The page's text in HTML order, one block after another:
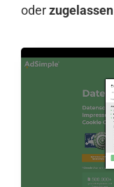
oderzugelassen